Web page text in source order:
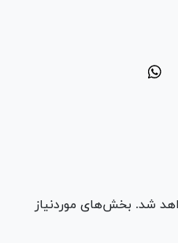
شد. بخش‌های موردنیاز